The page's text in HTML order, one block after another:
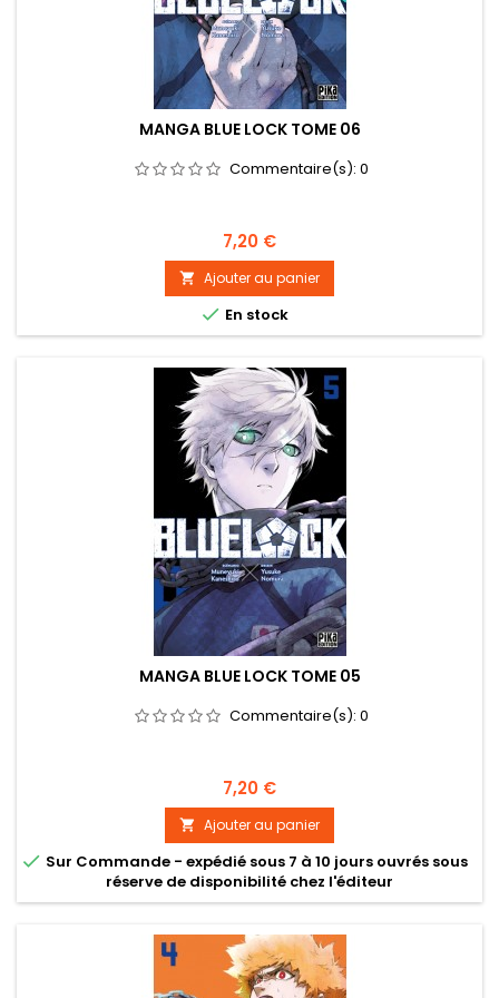
MANGA BLUE LOCK TOME 06
Commentaire(s): 0
Prix
7,20 €
 Ajouter au panier
 En stock
MANGA BLUE LOCK TOME 05
Commentaire(s): 0
Prix
7,20 €
 Ajouter au panier
 Sur Commande - expédié sous 7 à 10 jours ouvrés sous
réserve de disponibilité chez l'éditeur